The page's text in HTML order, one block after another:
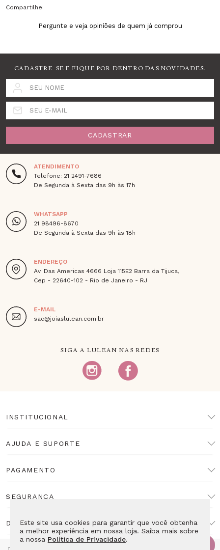
Este site usa cookies para garantir que você obtenha
a melhor experiência em nossa loja. Saiba mais sobre
a nossa Política de Privacidade.
Compartilhe:
Pergunte e veja opiniões de quem já comprou
CADASTRE-SE E FIQUE POR DENTRO DAS NOVIDADES.
SEU NOME
SEU E-MAIL
CADASTRAR
ATENDIMENTO
Telefone: 21 2491-7686
De Segunda à Sexta das 9h às 17h
WHATSAPP
21 98496-8670
De Segunda à Sexta das 9h às 18h
ENDEREÇO
Av. Das Americas 4666 Loja 115E2 Barra da Tijuca,
Cep - 22640-102 - Rio de Janeiro - RJ
E-MAIL
sac@joiaslulean.com.br
SIGA A LULEAN NAS REDES
INSTITUCIONAL
AJUDA E SUPORTE
PAGAMENTO
SEGURANÇA
DESENVOLVIMENTO